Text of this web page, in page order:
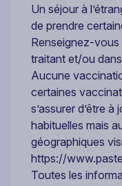
Un séjour à
de prendre
Renseignez-
traitant et/ou
Aucune
certaines
s’assurer d’être
habituelles mais
géographiques
https://
Toutes les